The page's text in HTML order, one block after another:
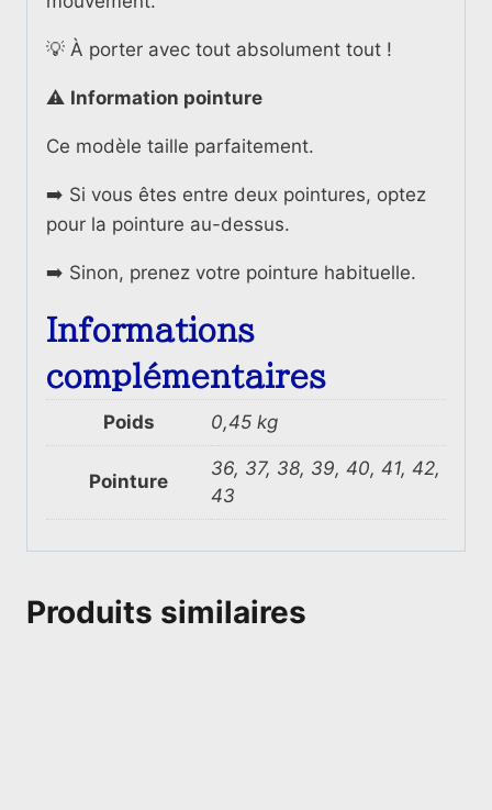
💡 À porter avec tout absolument tout !
⚠️ Information pointure
Ce modèle taille parfaitement.
➡️ Si vous êtes entre deux pointures, optez
pour la pointure au-dessus.
➡️ Sinon, prenez votre pointure habituelle.
Informations
complémentaires
Poids 0,45 kg
Pointure
36, 37, 38, 39, 40, 41, 42,
43
Produits similaires